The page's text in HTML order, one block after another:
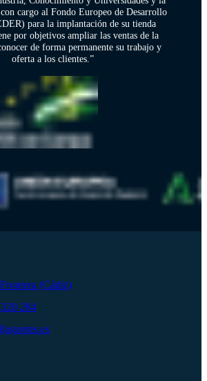
cargo al Fondo Europeo de Desarrollo
para la implantación de su tienda
por objetivos ampliar las ventas de la
de forma permanente su trabajo y
oferta a los clientes.”
(Cádiz)
284